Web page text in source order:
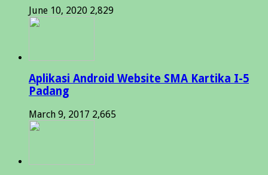
June 10, 2020 2,829
Aplikasi Android Website SMA Kartika I-5
Padang
March 9, 2017 2,665